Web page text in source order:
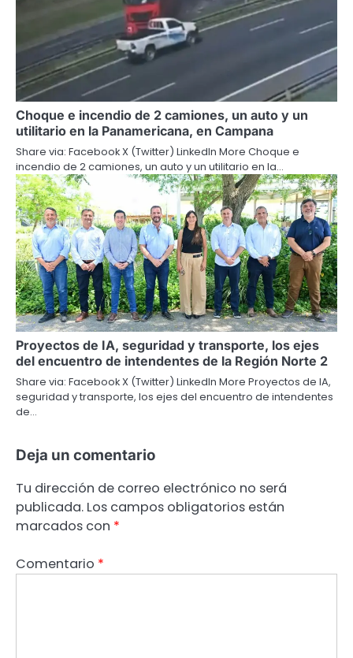
Choque e incendio de 2 camiones, un auto y un
utilitario en la Panamericana, en Campana
Share via: Facebook X (Twitter) LinkedIn More Choque e
incendio de 2 camiones, un auto y un utilitario en la…
Proyectos de IA, seguridad y transporte, los ejes
del encuentro de intendentes de la Región Norte 2
Share via: Facebook X (Twitter) LinkedIn More Proyectos de IA,
seguridad y transporte, los ejes del encuentro de intendentes
de…
Deja un comentario
Tu dirección de correo electrónico no será
publicada. Los campos obligatorios están
marcados con *
Comentario *